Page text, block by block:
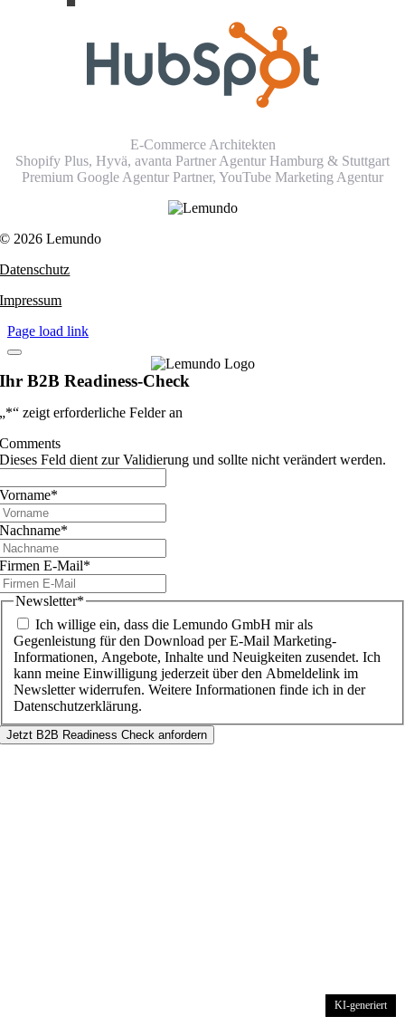
KI-generiert
KI-generiert
KI-generiert
KI-generiert
KI-generiert
KI-generiert
KI-generiert
KI-generiert
KI-generiert
KI-generiert
KI-generiert
KI-generiert
KI-generiert
KI-generiert
KI-generiert
KI-generiert
KI-generiert
KI-generiert
KI-generiert
KI-generiert
KI-generiert
KI-generiert
KI-generiert
KI-generiert
KI-generiert
KI-generiert
KI-generiert
KI-generiert
KI-generiert
KI-generiert
KI-generiert
KI-generiert
KI-generiert
KI-generiert
KI-generiert
KI-generiert
KI-generiert
KI-generiert
KI-generiert
KI-generiert
KI-generiert
KI-generiert
E-Commerce Architekten
Shopify Plus, Hyvä, avanta Partner Agentur Hamburg & Stuttgart
Premium Google Agentur Partner, YouTube Marketing Agentur
© 2026 Lemundo
Datenschutz
Impressum
Page load link
Ihr B2B Readiness-Check
„*“ zeigt erforderliche Felder an
Comments
Dieses Feld dient zur Validierung und sollte nicht verändert werden.
Vorname*
Nachname*
Firmen E-Mail*
Newsletter*
Ich willige ein, dass die Lemundo GmbH mir als
Gegenleistung für den Download per E-Mail Marketing-
Informationen, Angebote, Inhalte und Neuigkeiten zusendet. Ich
kann meine Einwilligung jederzeit über den Abmeldelink im
Newsletter widerrufen. Weitere Informationen finde ich in der
Datenschutzerklärung.
Jetzt B2B Readiness Check anfordern